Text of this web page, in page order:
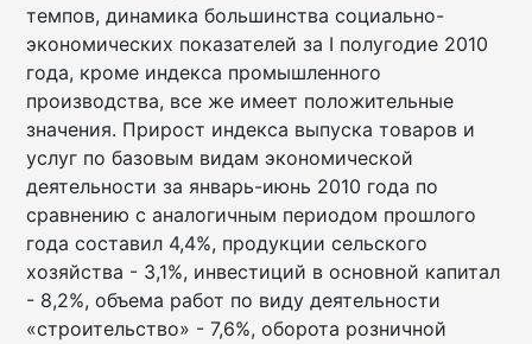
темпов, динамика большинства социально-
экономических показателей за I полугодие 2010
года, кроме индекса промышленного
производства, все же имеет положительные
значения. Прирост индекса выпуска товаров и
услуг по базовым видам экономической
деятельности за январь-июнь 2010 года по
сравнению с аналогичным периодом прошлого
года составил 4,4%, продукции сельского
хозяйства - 3,1%, инвестиций в основной капитал
- 8,2%, объема работ по виду деятельности
«строительство» - 7,6%, оборота розничной